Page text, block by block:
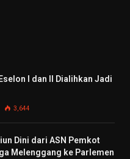
I dan II Dialihkan Jadi
3,644
Dini dari ASN Pemkot
Melenggang ke Parlemen